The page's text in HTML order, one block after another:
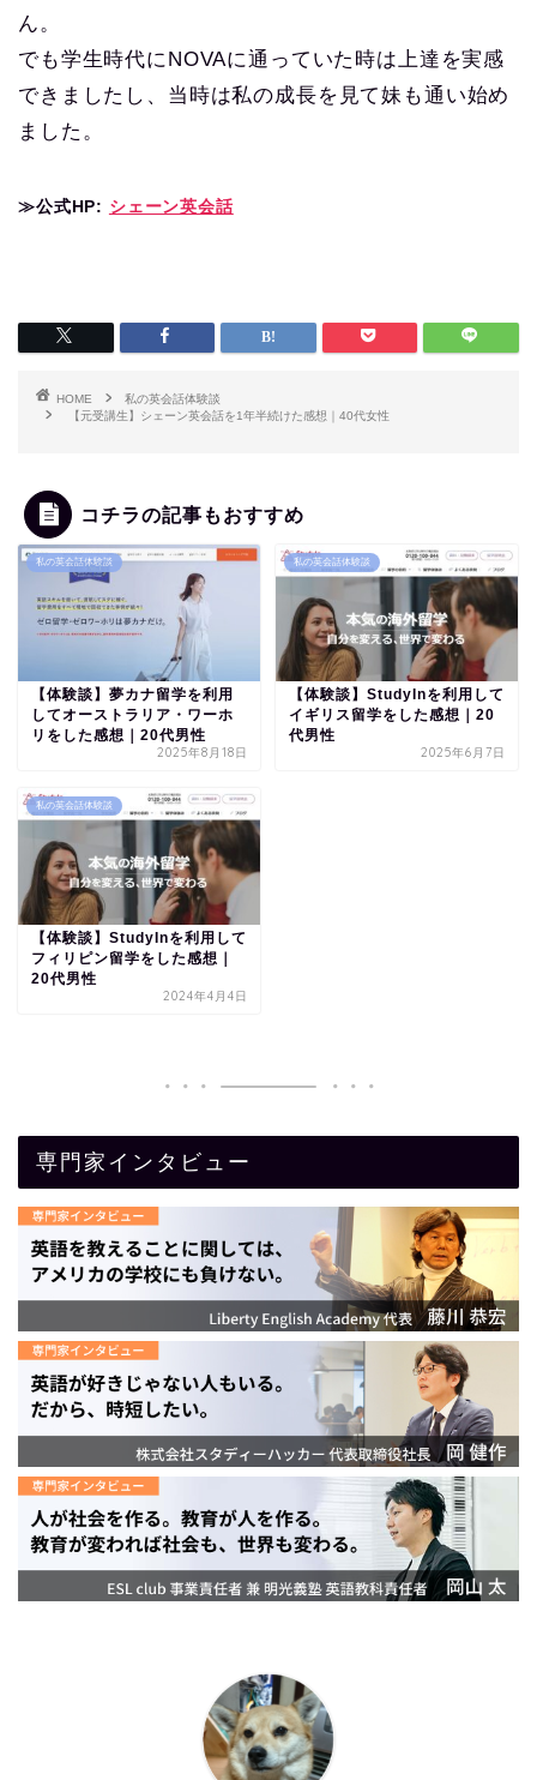
ん。
でも学生時代にNOVAに通っていた時は上達を実感
できましたし、当時は私の成長を見て妹も通い始め
ました。
≫公式HP: シェーン英会話
HOME
私の英会話体験談
【元受講生】シェーン英会話を1年半続けた感想｜40代女性
コチラの記事もおすすめ
私の英会話体験談
【体験談】夢カナ留学を利用
してオーストラリア・ワーホ
リをした感想｜20代男性
2025年8月18日
私の英会話体験談
【体験談】StudyInを利用して
イギリス留学をした感想｜20
代男性
2025年6月7日
私の英会話体験談
【体験談】StudyInを利用して
フィリピン留学をした感想｜
20代男性
2024年4月4日
専門家インタビュー